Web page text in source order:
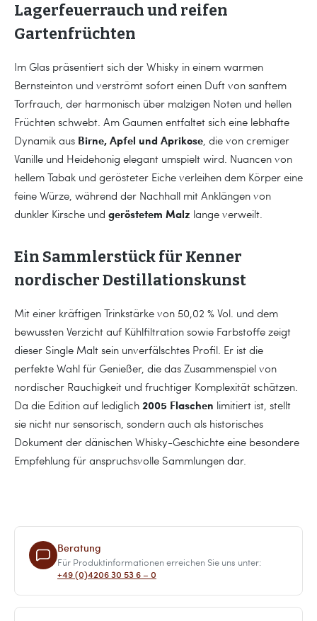
Lagerfeuerrauch und reifen
Gartenfrüchten
Im Glas präsentiert sich der Whisky in einem warmen
Bernsteinton und verströmt sofort einen Duft von sanftem
Torfrauch, der harmonisch über malzigen Noten und hellen
Früchten schwebt. Am Gaumen entfaltet sich eine lebhafte
Dynamik aus Birne, Apfel und Aprikose , die von cremiger
Vanille und Heidehonig elegant umspielt wird. Nuancen von
hellem Tabak und gerösteter Eiche verleihen dem Körper eine
feine Würze, während der Nachhall mit Anklängen von
dunkler Kirsche und geröstetem Malz lange verweilt.
Ein Sammlerstück für Kenner
nordischer Destillationskunst
Mit einer kräftigen Trinkstärke von 50,02 % Vol. und dem
bewussten Verzicht auf Kühlfiltration sowie Farbstoffe zeigt
dieser Single Malt sein unverfälschtes Profil. Er ist die
perfekte Wahl für Genießer, die das Zusammenspiel von
nordischer Rauchigkeit und fruchtiger Komplexität schätzen.
Da die Edition auf lediglich 2005 Flaschen limitiert ist, stellt
sie nicht nur sensorisch, sondern auch als historisches
Dokument der dänischen Whisky-Geschichte eine besondere
Empfehlung für anspruchsvolle Sammlungen dar.
Beratung
Für Produktinformationen erreichen Sie uns unter:
+49 (0)4206 30 53 6 – 0